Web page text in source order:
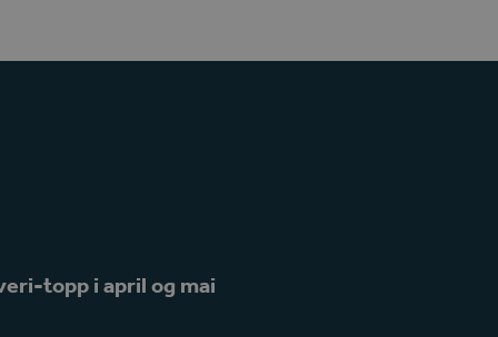
topp i april og mai